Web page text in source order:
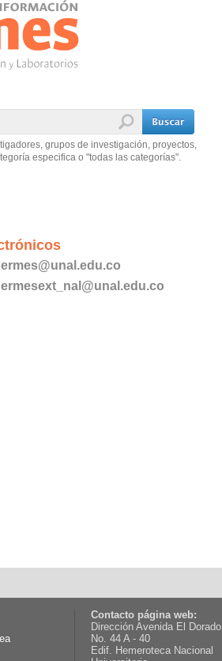
grupos de investigación, proyectos,
especifica o "todas las categorías".
Contacto página web:
Dirección Avenida El Dorado
No. 44 A - 40
Edif. Hemeroteca Nacional